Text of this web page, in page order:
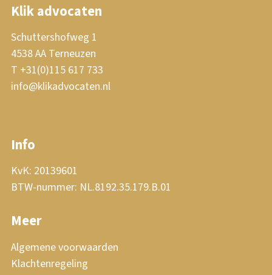
Klik advocaten
Schuttershofweg 1
4538 AA Terneuzen
T +31(0)115 617 733
info@klikadvocaten.nl
Info
KvK: 20139601
BTW-nummer: NL.8192.35.179.B.01
Meer
Algemene voorwaarden
Klachtenregeling